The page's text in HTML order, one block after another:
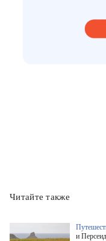
Читайте также
и